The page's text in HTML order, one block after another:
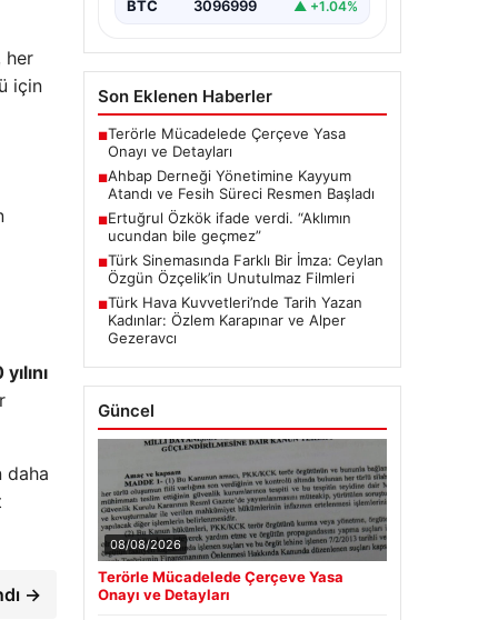
her
için
daha
→
BTC 3096999 ▲ +1.04%
Son Eklenen Haberler
■Terörle Mücadelede Çerçeve Yasa
Onayı ve Detayları
■Ahbap Derneği Yönetimine Kayyum
Atandı ve Fesih Süreci Resmen Başladı
■Ertuğrul Özkök ifade verdi. “Aklımın
ucundan bile geçmez”
■Türk Sinemasında Farklı Bir İmza: Ceylan
Özgün Özçelik’in Unutulmaz Filmleri
■Türk Hava Kuvvetleri’nde Tarih Yazan
Kadınlar: Özlem Karapınar ve Alper
Gezeravcı
Güncel
08/08/2026
Terörle Mücadelede Çerçeve Yasa
Onayı ve Detayları